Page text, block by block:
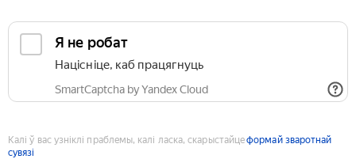
Я не робат
Націсніце, каб працягнуць
SmartCaptcha by Yandex Cloud
Калі ў вас узніклі праблемы, калі ласка, скарыстайцеформай зваротнай
сувязі